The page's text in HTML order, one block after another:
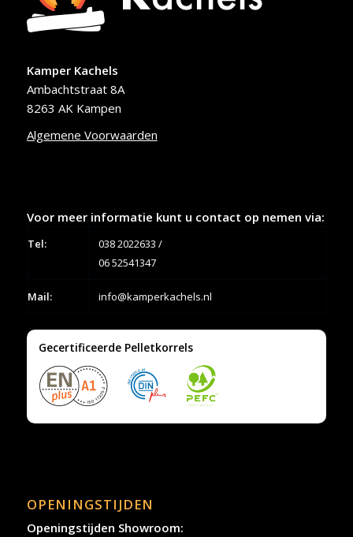
Kamper Kachels
Ambachtstraat 8A
8263 AK Kampen
Algemene Voorwaarden
Voor meer informatie kunt u contact op nemen via:
Tel: 038 2022633 /
06 52541347
Mail: info@kamperkachels.nl
Gecertificeerde Pelletkorrels
OPENINGSTIJDEN
Openingstijden Showroom: